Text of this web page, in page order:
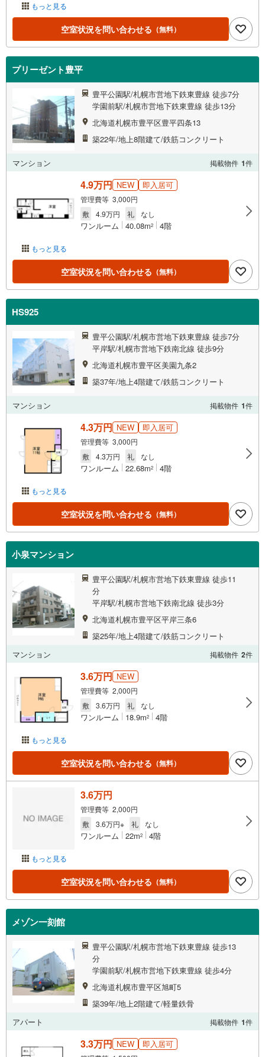
もっと見る
空室状況を問い合わせる （無料）
プリーゼント豊平
豊平公園駅/札幌市営地下鉄東豊線 徒歩7分
学園前駅/札幌市営地下鉄東豊線 徒歩13分
北海道札幌市豊平区豊平四条13
築22年/地上8階建て/鉄筋コンクリート
マンション 掲載物件 1件
もっと見る
4.9万円 NEW 即入居可
管理費等 3,000円
敷
4.9万円 礼 なし
ワンルーム 40.08m2 4階
空室状況を問い合わせる （無料）
HS925
豊平公園駅/札幌市営地下鉄東豊線 徒歩7分
平岸駅/札幌市営地下鉄南北線 徒歩9分
北海道札幌市豊平区美園九条2
築37年/地上4階建て/鉄筋コンクリート
マンション 掲載物件 1件
もっと見る
4.3万円 NEW 即入居可
管理費等 3,000円
敷
4.3万円 礼 なし
ワンルーム 22.68m2 4階
空室状況を問い合わせる （無料）
小泉マンション
豊平公園駅/札幌市営地下鉄東豊線 徒歩11
分
平岸駅/札幌市営地下鉄南北線 徒歩3分
北海道札幌市豊平区平岸三条6
築25年/地上4階建て/鉄筋コンクリート
マンション
掲載物件 2件
もっと見る
3.6万円 NEW
管理費等 2,000円
敷
3.6万円 礼 なし
ワンルーム 18.9m2 4階
空室状況を問い合わせる （無料）
もっと見る
3.6万円
管理費等 2,000円
敷
3.6万円※ 礼 なし
ワンルーム 22m2 4階
空室状況を問い合わせる （無料）
メゾン一刻館
豊平公園駅/札幌市営地下鉄東豊線 徒歩13
分
学園前駅/札幌市営地下鉄東豊線 徒歩4分
北海道札幌市豊平区旭町5
築39年/地上2階建て/軽量鉄骨
アパート
掲載物件 1件
3.3万円 NEW 即入居可